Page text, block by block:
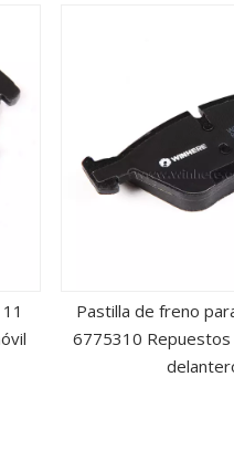
Pastilla de freno
6775310